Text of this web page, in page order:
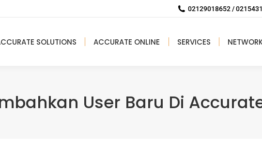
02129018652 /
SOLUTIONS ACCURATE ONLINE SERVICES
User Baru Di